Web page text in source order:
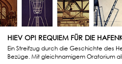
HIEV OP! REQUIEM FÜR DIE
Ein Streifzug durch die Geschichte des
Bezüge. Mit gleichnamigem Oratorium